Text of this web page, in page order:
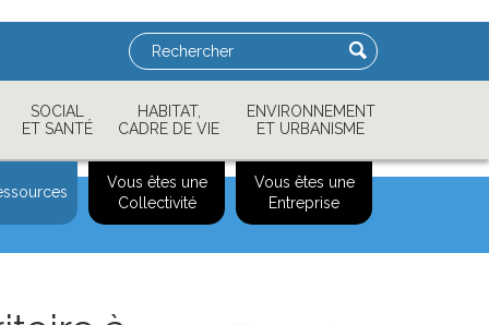
Rechercher
SOCIAL
ET SANTÉ
HABITAT,
CADRE DE VIE
ENVIRONNEMENT
ET URBANISME
Vous êtes une
Collectivité
Vous êtes une
Entreprise